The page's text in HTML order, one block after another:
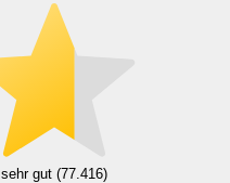
sehr gut (77.416)